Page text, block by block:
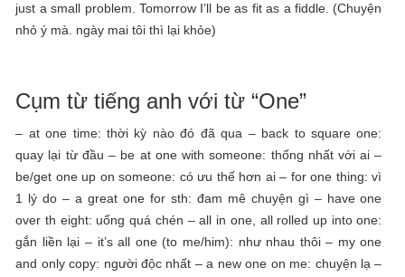
just a small problem. Tomorrow I’ll be as fit as a fiddle. (Chuyện
nhỏ ý mà. ngày mai tôi thì lại khỏe)
Cụm từ tiếng anh với từ “One”
– at one time: thời kỳ nào đó đã qua – back to square one:
quay lại từ đầu – be at one with someone: thống nhất với ai –
be/get one up on someone: có ưu thế hơn ai – for one thing: vì
1 lý do – a great one for sth: đam mê chuyện gì – have one
over th eight: uống quá chén – all in one, all rolled up into one:
gắn liền lại – it’s all one (to me/him): như nhau thôi – my one
and only copy: người độc nhất – a new one on me: chuyện lạ –